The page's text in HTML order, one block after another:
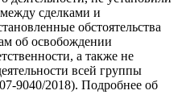
сделками и
обстоятельства
об освобождении
а также не
всей группы
9040/2018). Подробнее об